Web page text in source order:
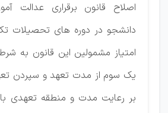
اصلاح قانون برقراری عدالت
دانشجو در دوره های تحصیلات
امتیاز مشمولین این قانون به
یک سوم از مدت تعهد و سپردن
بر رعایت مدت و منطقه تعهدی